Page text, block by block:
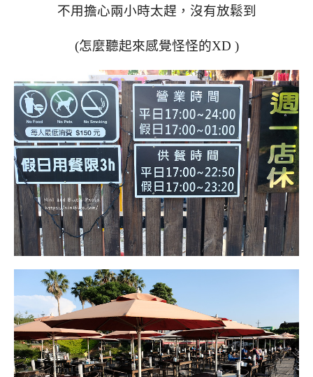
不用擔心兩小時太趕，沒有放鬆到
(怎麼聽起來感覺怪怪的XD )